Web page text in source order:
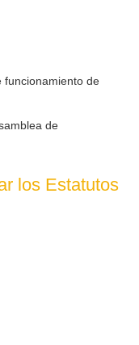
funcionamiento de
de
los Estatutos